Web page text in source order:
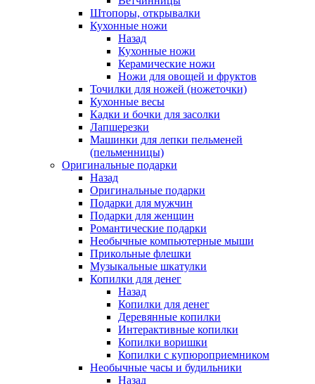
Штопоры, открывалки
Кухонные ножи
Назад
Кухонные ножи
Керамические ножи
Ножи для овощей и фруктов
Точилки для ножей (ножеточки)
Кухонные весы
Кадки и бочки для засолки
Лапшерезки
Машинки для лепки пельменей
(пельменницы)
Оригинальные подарки
Назад
Оригинальные подарки
Подарки для мужчин
Подарки для женщин
Романтические подарки
Необычные компьютерные мыши
Прикольные флешки
Музыкальные шкатулки
Копилки для денег
Назад
Копилки для денег
Деревянные копилки
Интерактивные копилки
Копилки воришки
Копилки с купюроприемником
Необычные часы и будильники
Назад